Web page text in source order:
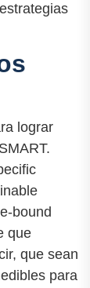
lograr
bound
que
que sean
para